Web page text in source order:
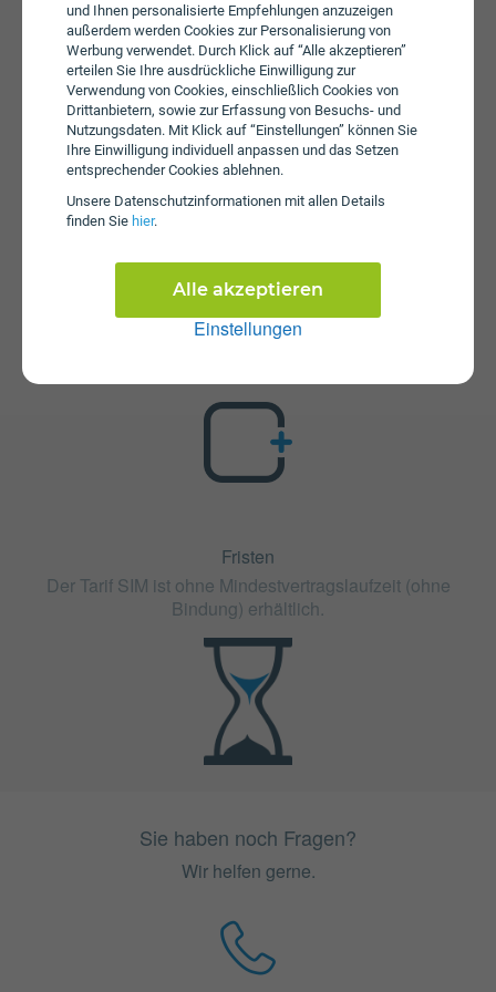
und Ihnen personalisierte Empfehlungen anzuzeigen
außerdem werden Cookies zur Personalisierung von
Werbung verwendet. Durch Klick auf “Alle akzeptieren”
erteilen Sie Ihre ausdrückliche Einwilligung zur
Verwendung von Cookies, einschließlich Cookies von
Drittanbietern, sowie zur Erfassung von Besuchs- und
Nutzungsdaten. Mit Klick auf “Einstellungen” können Sie
Ihre Einwilligung individuell anpassen und das Setzen
entsprechender Cookies ablehnen.
Unsere Daten­schutz­informationen mit allen Details
finden Sie hier.
Einstellungen
Alle akzeptieren
Drei hinzugenommen werden, um wieder mobilen Zugriff
auf das Internet zu haben. Zusätzlich fällt beim SIM eine
Aktivierungsgebühr in Höhe von € 9,90 an. Die jährliche
Servicepauschale beträgt € 0.
SIM ist mit verschiedenen Zusatzangeboten erweiterbar.
Mehr über kombinierbare Zusatzprodukte erfahren Sie in
Fristen
Der Tarif SIM ist ohne Mindestvertragslaufzeit (ohne
Bindung) erhältlich.
Sie haben noch Fragen?
Wir helfen gerne.